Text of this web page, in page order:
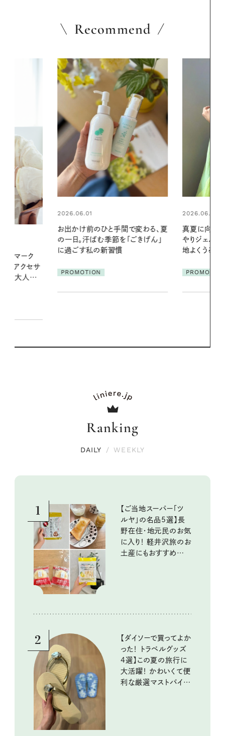
Recommend
2026.06.01
真夏に向けて、ハーブが香るひん
やりジェルと出合う。暑い季節に心
地よくうるおう、軽やかなボディケ
PROMOTION
2026.07.24
夏の髪と心
る【大人気の
1本で汗ばむ
Ranking
DAILY / WEEKLY
1
【ご当地スーパー「ツ
ルヤ」の名品5選】長
野在住・地元民のお気
に入り！ 軽井沢旅のお
土産にもおすすめのお
2
【ダイソーで買ってよか
った！ トラベルグッズ
4選】この夏の旅行に
大活躍！ かわいくて便
利な厳選マストバイア